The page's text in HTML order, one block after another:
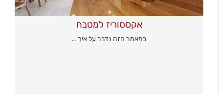
אקססוריז למטבח
במאמר הזה נדבר על איך …